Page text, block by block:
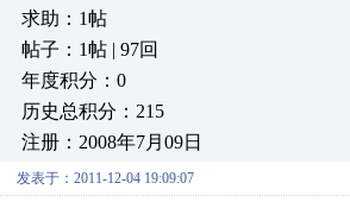
求助：1帖
帖子：1帖 | 97回
年度积分：0
历史总积分：215
注册：2008年7月09日
发表于：2011-12-04 19:09:07